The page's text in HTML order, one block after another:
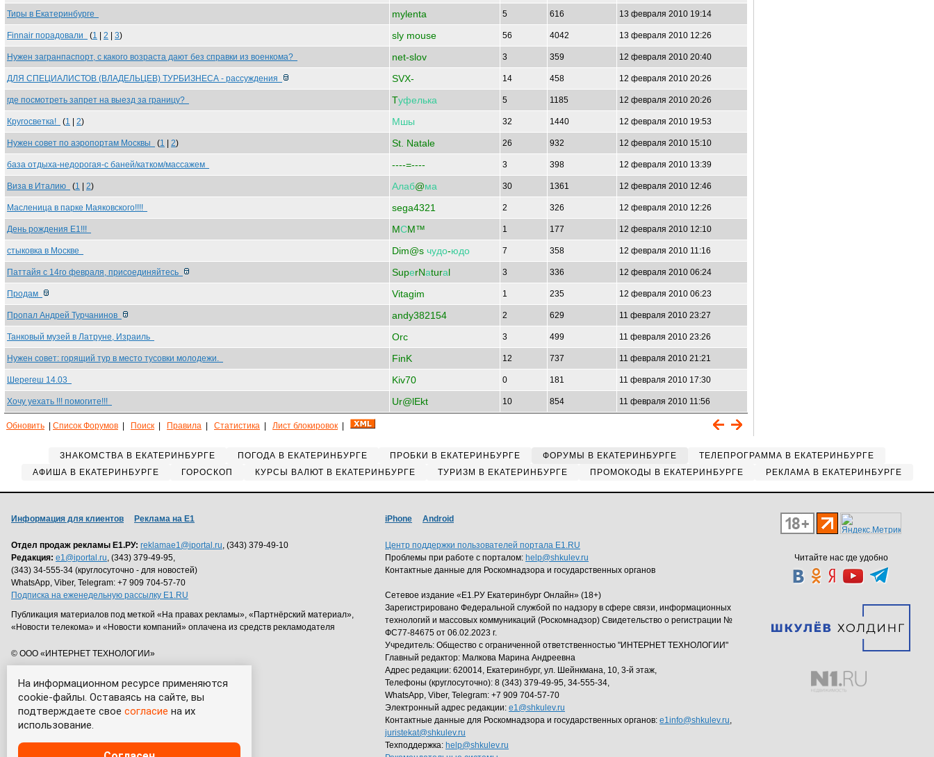
На информационном ресурсе применяются
cookie-файлы. Оставаясь на сайте, вы
подтверждаете свое согласие на их
использование.
Тиры в Екатеринбурге mylenta 5 616 13 февраля 2010 19:14
Finnair порадовали (1 2 3) sly mouse 56 4042 13 февраля 2010 12:26
Нужен загранпаспорт, с какого возраста дают без справки из военкома? net-slov 3 359 12 февраля 2010 20:40
ДЛЯ СПЕЦИАЛИСТОВ (ВЛАДЕЛЬЦЕВ) ТУРБИЗНЕСА - рассуждения SVX- 14 458 12 февраля 2010 20:26
где посмотреть запрет на выезд за границу? Tуфелька 5 1185 12 февраля 2010 20:26
Кругосветка! (1 2) Мшы 32 1440 12 февраля 2010 19:53
Нужен совет по аэропортам Москвы (1 2) St. Natale 26 932 12 февраля 2010 15:10
база отдыха-недорогая-с баней/катком/массажем ----=---- 3 398 12 февраля 2010 13:39
Виза в Италию (1 2) Алаб@ма 30 1361 12 февраля 2010 12:46
Масленица в парке Маяковского!!!! sega4321 2 326 12 февраля 2010 12:26
День рождения Е1!!! MСM™ 1 177 12 февраля 2010 12:10
стыковка в Москве Dim@s чудо-юдо 7 358 12 февраля 2010 11:16
Паттайя с 14го февраля, присоединяйтесь SupеrNаturаl 3 336 12 февраля 2010 06:24
Продам Vitagim 1 235 12 февраля 2010 06:23
Пропал Андрей Турчанинов andy382154 2 629 11 февраля 2010 23:27
Танковый музей в Латруне, Израиль Orc 3 499 11 февраля 2010 23:26
Нужен совет: горящий тур в место тусовки молодежи. FinK 12 737 11 февраля 2010 21:21
Шерегеш 14.03 Kiv70 0 181 11 февраля 2010 17:30
Хочу уехать !!! помогите!!! Ur@lEkt 10 854 11 февраля 2010 11:56
Обновить Список Форумов Поиск Правила Статистика Лист блокировок
ЗНАКОМСТВА В ЕКАТЕРИНБУРГЕ ПОГОДА В ЕКАТЕРИНБУРГЕ ПРОБКИ В ЕКАТЕРИНБУРГЕ ФОРУМЫ В ЕКАТЕРИНБУРГЕ
ТЕЛЕПРОГРАММА В ЕКАТЕРИНБУРГЕ
АФИША В ЕКАТЕРИНБУРГЕ
ГОРОСКОП КУРСЫ ВАЛЮТ В ЕКАТЕРИНБУРГЕ ТУРИЗМ В ЕКАТЕРИНБУРГЕ ПРОМОКОДЫ В ЕКАТЕРИНБУРГЕ РЕКЛАМА В ЕКАТЕРИНБУРГЕ
Читайте нас где удобно
Информация для клиентов Реклама на Е1
Отдел продаж рекламы Е1.РУ: reklamae1@iportal.ru, (343) 379-49-10
Редакция: e1@iportal.ru, (343) 379-49-95,
(343) 34-555-34 (круглосуточно - для новостей)
WhatsApp, Viber, Telegram: +7 909 704-57-70
Подписка на еженедельную рассылку E1.RU
Публикация материалов под меткой «На правах рекламы», «Партнёрский материал»,
«Новости телекома» и «Новости компаний» оплачена из средств рекламодателя
© ООО «ИНТЕРНЕТ ТЕХНОЛОГИИ»
iPhone Android
Центр поддержки пользователей портала E1.RU
Проблемы при работе с порталом: help@shkulev.ru
Контактные данные для Роскомнадзора и государственных органов
Сетевое издание «Е1.РУ Екатеринбург Онлайн» (18+)
Зарегистрировано Федеральной службой по надзору в сфере связи, информационных
технологий и массовых коммуникаций (Роскомнадзор) Свидетельство о регистрации №
ФС77-84675 от 06.02.2023 г.
Учредитель: Общество с ограниченной ответственностью "ИНТЕРНЕТ ТЕХНОЛОГИИ"
Главный редактор: Малкова Марина Андреевна
Адрес редакции: 620014, Екатеринбург, ул. Шейнкмана, 10, 3-й этаж,
Телефоны (круглосуточно): 8 (343) 379-49-95, 34-555-34,
WhatsApp, Viber, Telegram: +7 909 704-57-70
Электронный адрес редакции: e1@shkulev.ru
Контактные данные для Роскомнадзора и государственных органов: e1info@shkulev.ru,
juristekat@shkulev.ru
Техподдержка: help@shkulev.ru